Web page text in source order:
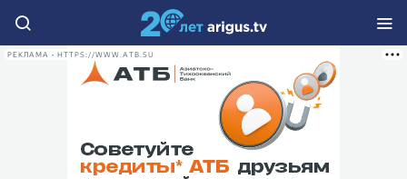
РЕКЛАМА • HTTPS://WWW.ATB.SU